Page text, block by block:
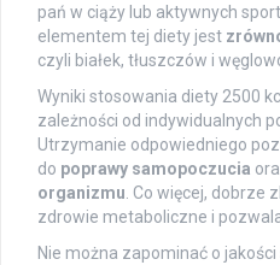
pań w ciąży lub aktywnych
elementem tej diety jest
czyli białek, tłuszczów i
Wyniki stosowania diety 2500
zależności od indywidualnych
Utrzymanie odpowiedniego
do poprawy samopoczucia
organizmu. Co więcej, dobrze
zdrowie metaboliczne i
Nie można zapominać o